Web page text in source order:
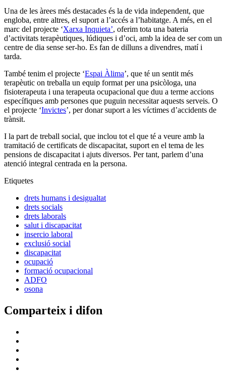
Una de les àrees més destacades és la de vida independent, que
engloba, entre altres, el suport a l’accés a l’habitatge. A més, en el
marc del projecte ‘Xarxa Inquieta’, oferim tota una bateria
d’activitats terapèutiques, lúdiques i d’oci, amb la idea de ser com un
centre de dia sense ser-ho. Es fan de dilluns a divendres, matí i
tarda.
També tenim el projecte ‘Espai Àlima’, que té un sentit més
terapèutic on treballa un equip format per una psicòloga, una
fisioterapeuta i una terapeuta ocupacional que duu a terme accions
específiques amb persones que puguin necessitar aquests serveis. O
el projecte ‘Invictes’, per donar suport a les víctimes d’accidents de
trànsit.
I la part de treball social, que inclou tot el que té a veure amb la
tramitació de certificats de discapacitat, suport en el tema de les
pensions de discapacitat i ajuts diversos. Per tant, parlem d’una
atenció integral centrada en la persona.
Etiquetes
drets humans i desigualtat
drets socials
drets laborals
salut i discapacitat
insercio laboral
exclusió social
discapacitat
ocupació
formació ocupacional
ADFO
osona
Comparteix i difon